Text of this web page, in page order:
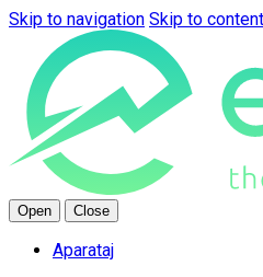
Skip to navigation Skip to content
Open Close
Aparataj